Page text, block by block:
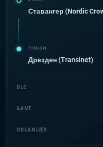
Ставангер (Nordic
FINISH
Дрезден (Transinet)
DLC
GAME
ORGANIZER